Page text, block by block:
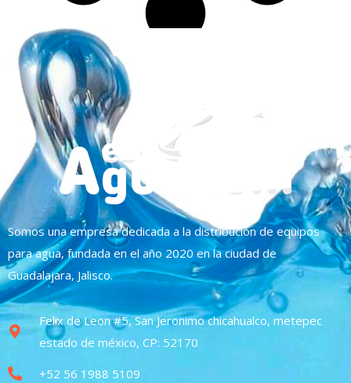
Somos una empresa dedicada a la distribución de equipos
para agua, fundada en el año 2020 en la ciudad de
Guadalajara, Jalisco.
Felix de Leon #5, San Jeronimo chicahualco, metepec
estado de méxico, CP: 52170
+52 56 1988 5109